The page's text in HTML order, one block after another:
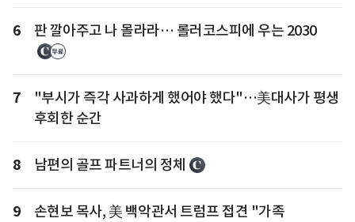
6 판 깔아주고 나 몰라라… 롤러코스피에 우는 2030
7
"부시가 즉각 사과하게 했어야 했다"…美대사가 평생
후회한 순간
8 남편의 골프 파트너의 정체
9
손현보 목사, 美 백악관서 트럼프 접견 "가족